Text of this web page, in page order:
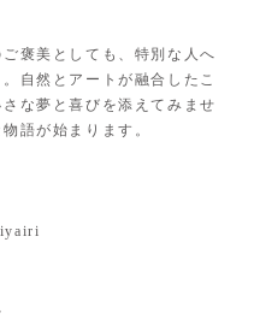
褒美としても、特別な人へ
自然とアートが融合したこ
な夢と喜びを添えてみませ
語が始まります。